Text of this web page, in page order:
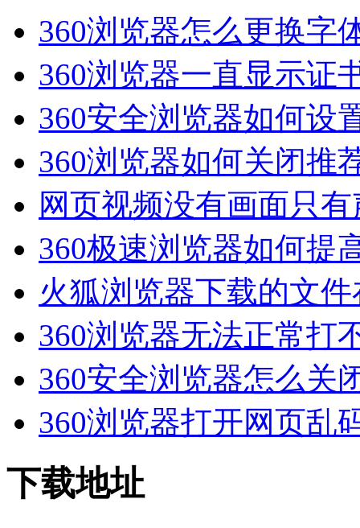
360浏览器怎么更换字
360浏览器一直显示证
360安全浏览器如何设
360浏览器如何关闭推
网页视频没有画面只
360极速浏览器如何提
火狐浏览器下载的文
360浏览器无法正常打
360安全浏览器怎么关
360浏览器打开网页乱
下载地址